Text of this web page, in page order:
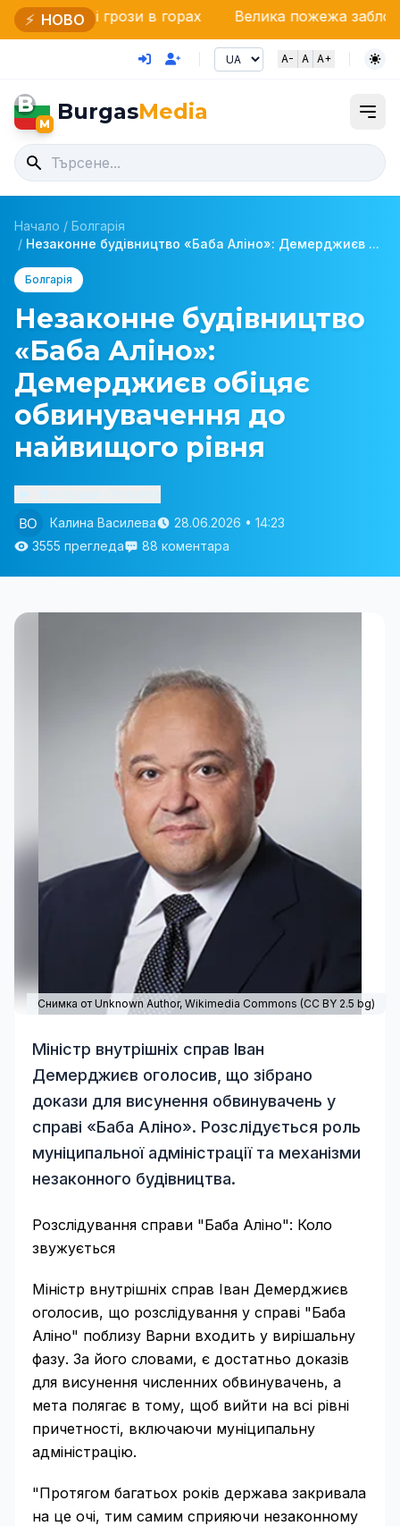
⚡ НОВО
в горах Велика пожежа заблокувала рух
A- A A+
B
M BurgasMedia
Начало / Болгарія
/ Незаконне будівництво «Баба Аліно»: Демерджиєв ...
Болгарія
Незаконне будівництво
«Баба Аліно»:
Демерджиєв обіцяє
обвинувачення до
найвищого рівня
Калина Василева
28.06.2026 • 14:23
3555 прегледа
88 коментара
Снимка от Unknown Author, Wikimedia Commons (CC BY 2.5 bg)
Міністр внутрішніх справ Іван
Демерджиєв оголосив, що зібрано
докази для висунення обвинувачень у
справі «Баба Аліно». Розслідується роль
муніципальної адміністрації та механізми
незаконного будівництва.
Розслідування справи "Баба Аліно": Коло
звужується
Міністр внутрішніх справ Іван Демерджиєв
оголосив, що розслідування у справі "Баба
Аліно" поблизу Варни входить у вирішальну
фазу. За його словами, є достатньо доказів
для висунення численних обвинувачень, а
мета полягає в тому, щоб вийти на всі рівні
причетності, включаючи муніципальну
адміністрацію.
"Протягом багатьох років держава закривала
на це очі, тим самим сприяючи незаконному